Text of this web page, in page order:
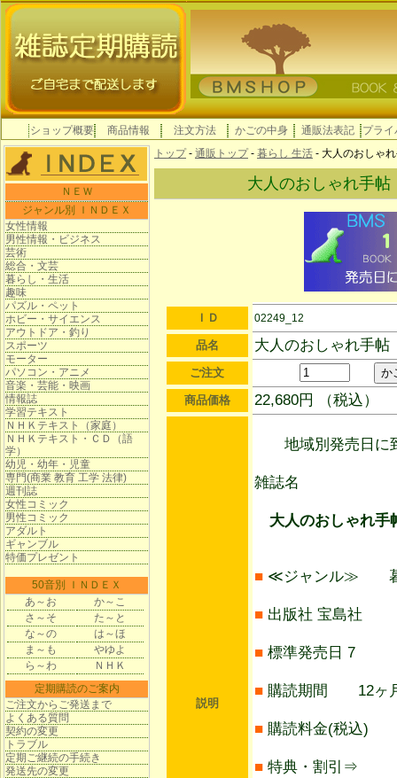
ショップ概要 商品情報 注文方法 かごの中身 通販法表記 プライ
ＮＥＷ
ジャンル別 ＩＮＤＥＸ
女性情報
男性情報・ビジネス
芸術
総合・文芸
暮らし・生活
趣味
パズル・ペット
ホビー・サイエンス
アウトドア・釣り
スポーツ
モーター
パソコン・アニメ
音楽・芸能・映画
情報誌
学習テキスト
ＮＨＫテキスト（家庭）
ＮＨＫテキスト・ＣＤ（語
学）
幼児・幼年・児童
専門(商業 教育 工学 法律)
週刊誌
女性コミック
男性コミック
アダルト
ギャンブル
特価プレゼント
50音別 ＩＮＤＥＸ
あ～お
か～こ
さ～そ
た～と
な～の
は～ほ
ま～も
やゆよ
ら～わ
ＮＨＫ
定期購読のご案内
ご注文からご発送まで
よくある質問
契約の変更
トラブル
定期ご継続の手続き
発送先の変更
トップ- 通販トップ- 暮らし 生活 - 大人のおしゃ
大人のおしゃれ手
ＩＤ 02249_12
品名 大人のおしゃれ手
ご注文
商品価格 22,680円 （税込）
説明
地域別発売日に
雑誌名
大人のおしゃれ
■ ≪ジャンル≫ 暮
■ 出版社 宝島社
■ 標準発売日 7
■ 購読期間 12ヶ
■ 購読料金(税込)
■ 特典・割引